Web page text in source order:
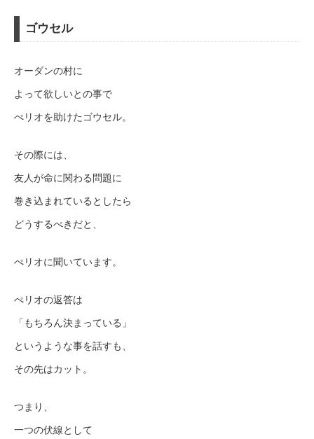
ゴウセル
オーダンの村に
よって欲しいとの事で
ぺリオを助けたゴウセル。
その際には、
友人が命に関わる問題に
巻き込まれているとしたら
どうするべきだと、
ぺリオに聞いています。
ぺリオの返答は
「もちろん決まっている」
というような事を話すも、
その先はカット。
つまり、
一つの伏線として